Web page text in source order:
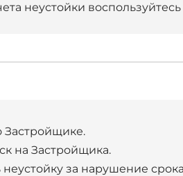
неустойки
Застройщике.
на Застройщика.
неустойку за нарушение